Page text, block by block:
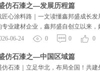
仿石漆之—发展历程篇
匠心涂料路｜一文读懂鑫邦盛成长
专业建材企业，鑫邦盛自创立以来，
06-24
0 0 0
仿石漆之—中国区域篇
仿石漆｜立足华北，布局全国！共